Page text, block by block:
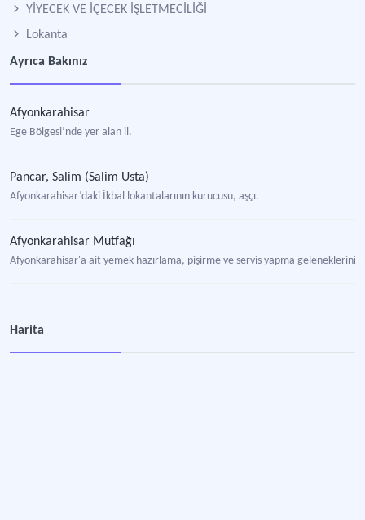
YİYECEK VE İÇECEK İŞLETMECİLİĞİ
Lokanta
Ayrıca Bakınız
Afyonkarahisar
Ege Bölgesi’nde yer alan il.
Pancar, Salim (Salim Usta)
Afyonkarahisar’daki İkbal lokantalarının kurucusu, aşçı.
Afyonkarahisar Mutfağı
Afyonkarahisar'a ait yemek hazırlama, pişirme ve servis yapma geleneklerinin
Harita